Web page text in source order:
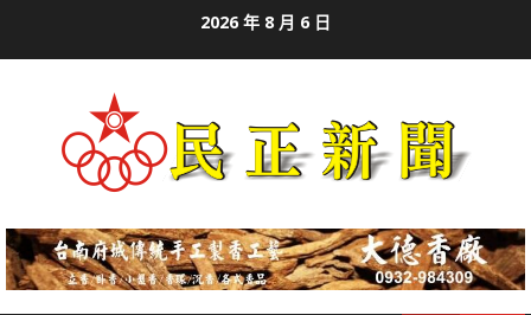
2026 年 8 月 6 日